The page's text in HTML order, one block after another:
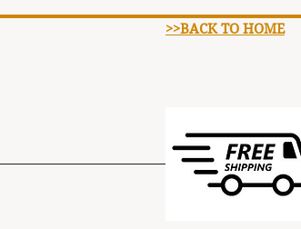
>>BACK TO HOME